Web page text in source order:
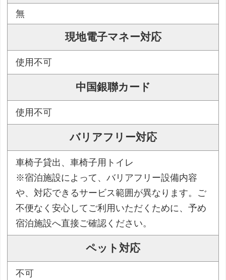
無
現地電子マネー対応
使用不可
中国銀聯カード
使用不可
バリアフリー対応
車椅子貸出、車椅子用トイレ
※宿泊施設によって、バリアフリー設備内容
や、対応できるサービス範囲が異なります。ご
不便なく安心してご利用いただくために、予め
宿泊施設へ直接ご確認ください。
ペット対応
不可